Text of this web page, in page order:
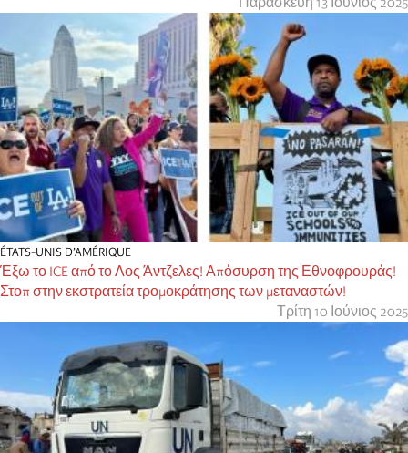
ÉTATS-UNIS D’AMÉRIQUE
Έξω το ICE από το Λος Άντζελες! Απόσυρση της Εθνοφρουράς!
Στοπ στην εκστρατεία τρομοκράτησης των μεταναστών!
Τρίτη 10 Ιούνιος 2025